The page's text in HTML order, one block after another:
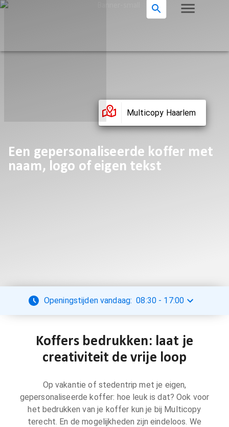
Multicopy Haarlem
Een gepersonaliseerde koffer met
naam, logo of eigen tekst
Openingstijden vandaag: 08:30 - 17:00
Koffers bedrukken: laat je
creativiteit de vrije loop
Op vakantie of stedentrip met je eigen,
gepersonaliseerde koffer: hoe leuk is dat? Ook voor
het bedrukken van je koffer kun je bij Multicopy
terecht. En de mogelijkheden zijn eindeloos. We